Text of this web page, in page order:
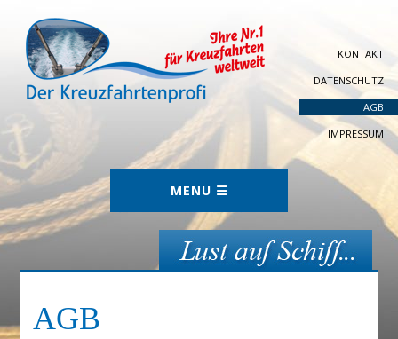
KONTAKT
DATENSCHUTZ
AGB
IMPRESSUM
AGB